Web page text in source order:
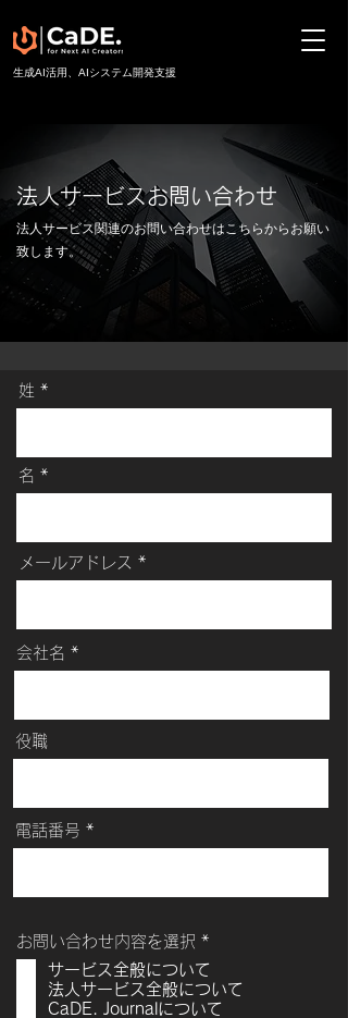
​生成AI活用、AIシステム開発支援
法人サービスお問い合わせ
法人サービス関連のお問い合わせはこちらからお願い
致します。
姓
名
メールアドレス
会社名
役職
電話番号
お問い合わせ内容を選択 *
目
サービス全般について
法人サービス全般について
CaDE. Journalについて